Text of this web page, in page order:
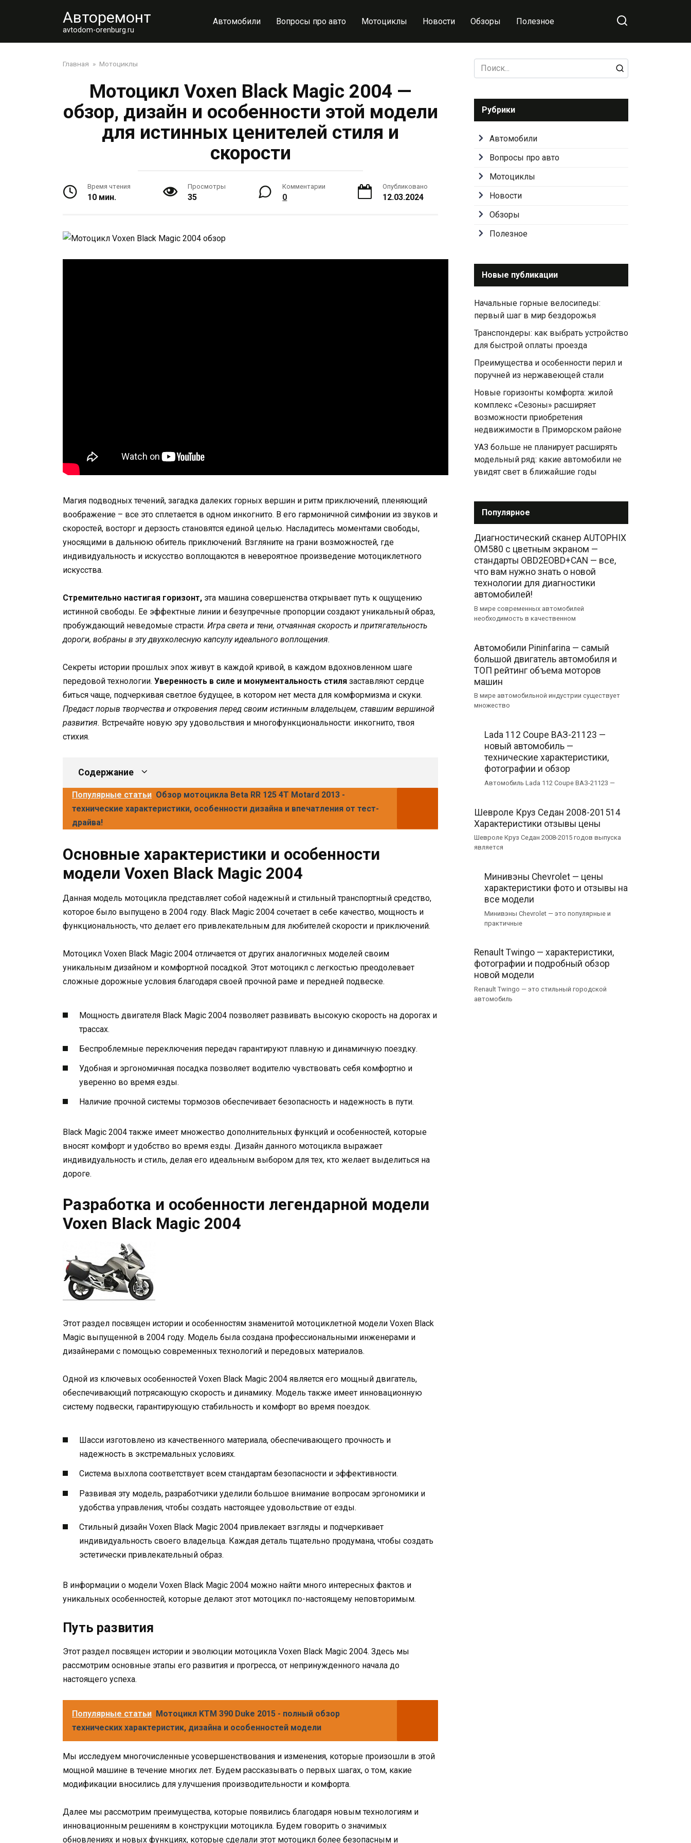
Авторемонт
avtodom-orenburg.ru
Автомобили Вопросы про авто Мотоциклы Новости Обзоры Полезное
Главная » Мотоциклы
Мотоцикл Voxen Black Magic 2004 —
обзор, дизайн и особенности этой модели
для истинных ценителей стиля и
скорости
Время чтения
10 мин.
Просмотры
35
Комментарии
0
Опубликовано
12.03.2024
Магия подводных течений, загадка далеких горных вершин и ритм приключений, пленяющий
воображение – все это сплетается в одном инкогнито. В его гармоничной симфонии из звуков и
скоростей, восторг и дерзость становятся единой целью. Насладитесь моментами свободы,
уносящими в дальнюю обитель приключений. Взгляните на грани возможностей, где
индивидуальность и искусство воплощаются в невероятное произведение мотоциклетного
искусства.
Стремительно настигая горизонт, эта машина совершенства открывает путь к ощущению
истинной свободы. Ее эффектные линии и безупречные пропорции создают уникальный образ,
пробуждающий неведомые страсти. Игра света и тени, отчаянная скорость и притягательность
дороги, вобраны в эту двухколесную капсулу идеального воплощения.
Секреты истории прошлых эпох живут в каждой кривой, в каждом вдохновленном шаге
передовой технологии. Уверенность в силе и монументальность стиля заставляют сердце
биться чаще, подчеркивая светлое будущее, в котором нет места для комформизма и скуки.
Предаст порыв творчества и откровения перед своим истинным владельцем, ставшим вершиной
развития. Встречайте новую эру удовольствия и многофункциональности: инкогнито, твоя
стихия.
Содержание
Популярные статьи Обзор мотоцикла Beta RR 125 4T Motard 2013 -
технические характеристики, особенности дизайна и впечатления от тест-
драйва!
Основные характеристики и особенности
модели Voxen Black Magic 2004
Данная модель мотоцикла представляет собой надежный и стильный транспортный средство,
которое было выпущено в 2004 году. Black Magic 2004 сочетает в себе качество, мощность и
функциональность, что делает его привлекательным для любителей скорости и приключений.
Мотоцикл Voxen Black Magic 2004 отличается от других аналогичных моделей своим
уникальным дизайном и комфортной посадкой. Этот мотоцикл с легкостью преодолевает
сложные дорожные условия благодаря своей прочной раме и передней подвеске.
Мощность двигателя Black Magic 2004 позволяет развивать высокую скорость на дорогах и
трассах.
Беспроблемные переключения передач гарантируют плавную и динамичную поездку.
Удобная и эргономичная посадка позволяет водителю чувствовать себя комфортно и
уверенно во время езды.
Наличие прочной системы тормозов обеспечивает безопасность и надежность в пути.
Black Magic 2004 также имеет множество дополнительных функций и особенностей, которые
вносят комфорт и удобство во время езды. Дизайн данного мотоцикла выражает
индивидуальность и стиль, делая его идеальным выбором для тех, кто желает выделиться на
дороге.
Разработка и особенности легендарной модели
Voxen Black Magic 2004
Этот раздел посвящен истории и особенностям знаменитой мотоциклетной модели Voxen Black
Magic выпущенной в 2004 году. Модель была создана профессиональными инженерами и
дизайнерами с помощью современных технологий и передовых материалов.
Одной из ключевых особенностей Voxen Black Magic 2004 является его мощный двигатель,
обеспечивающий потрясающую скорость и динамику. Модель также имеет инновационную
систему подвески, гарантирующую стабильность и комфорт во время поездок.
Шасси изготовлено из качественного материала, обеспечивающего прочность и
надежность в экстремальных условиях.
Система выхлопа соответствует всем стандартам безопасности и эффективности.
Развивая эту модель, разработчики уделили большое внимание вопросам эргономики и
удобства управления, чтобы создать настоящее удовольствие от езды.
Стильный дизайн Voxen Black Magic 2004 привлекает взгляды и подчеркивает
индивидуальность своего владельца. Каждая деталь тщательно продумана, чтобы создать
эстетически привлекательный образ.
В информации о модели Voxen Black Magic 2004 можно найти много интересных фактов и
уникальных особенностей, которые делают этот мотоцикл по-настоящему неповторимым.
Путь развития
Этот раздел посвящен истории и эволюции мотоцикла Voxen Black Magic 2004. Здесь мы
рассмотрим основные этапы его развития и прогресса, от непринужденного начала до
настоящего успеха.
Популярные статьи Мотоцикл KTM 390 Duke 2015 - полный обзор
технических характеристик, дизайна и особенностей модели
Мы исследуем многочисленные усовершенствования и изменения, которые произошли в этой
мощной машине в течение многих лет. Будем рассказывать о первых шагах, о том, какие
модификации вносились для улучшения производительности и комфорта.
Далее мы рассмотрим преимущества, которые появились благодаря новым технологиям и
инновационным решениям в конструкции мотоцикла. Будем говорить о значимых
обновлениях и новых функциях, которые сделали этот мотоцикл более безопасным и
Search
for:
Рубрики
Автомобили
Вопросы про авто
Мотоциклы
Новости
Обзоры
Полезное
Новые публикации
Начальные горные велосипеды:
первый шаг в мир бездорожья
Транспондеры: как выбрать устройство
для быстрой оплаты проезда
Преимущества и особенности перил и
поручней из нержавеющей стали
Новые горизонты комфорта: жилой
комплекс «Сезоны» расширяет
возможности приобретения
недвижимости в Приморском районе
УАЗ больше не планирует расширять
модельный ряд: какие автомобили не
увидят свет в ближайшие годы
Популярное
Диагностический сканер AUTOPHIX
OM580 с цветным экраном —
стандарты OBD2EOBD+CAN — все,
что вам нужно знать о новой
технологии для диагностики
автомобилей!
В мире современных автомобилей
необходимость в качественном
Автомобили Pininfarina — самый
большой двигатель автомобиля и
ТОП рейтинг объема моторов
машин
В мире автомобильной индустрии существует
множество
Lada 112 Coupe ВАЗ-21123 —
новый автомобиль —
технические характеристики,
фотографии и обзор
Автомобиль Lada 112 Coupe ВАЗ-21123 —
Шевроле Круз Cедан 2008-201514
Характеристики отзывы цены
Шевроле Круз Седан 2008-2015 годов выпуска
является
Минивэны Chevrolet — цены
характеристики фото и отзывы на
все модели
Минивэны Chevrolet — это популярные и
практичные
Renault Twingo — характеристики,
фотографии и подробный обзор
новой модели
Renault Twingo — это стильный городской
автомобиль